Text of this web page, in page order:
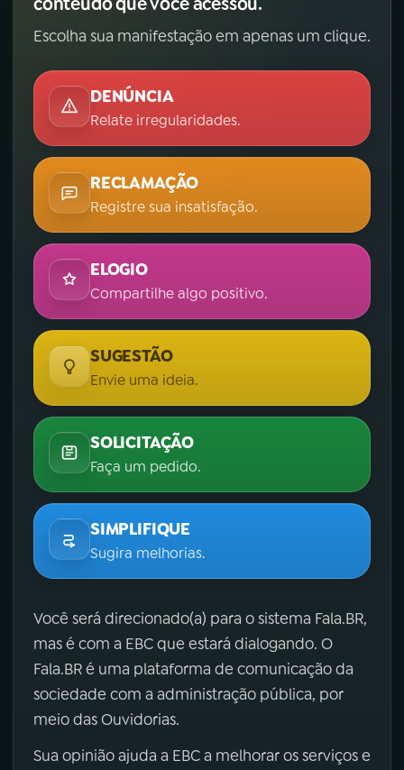
08 FESTIVAL DE MÚSICA
ACOMPANHE A RÁDIO NACIONAL
Instagram
Escolha sua manifestação em apenas um clique.
DENÚNCIA
Relate irregularidades.
RECLAMAÇÃO
Registre sua insatisfação.
ELOGIO
Compartilhe algo positivo.
SUGESTÃO
Envie uma ideia.
SOLICITAÇÃO
Faça um pedido.
SIMPLIFIQUE
Sugira melhorias.
Você será direcionado(a) para o sistema Fala.BR,
mas é com a EBC que estará dialogando. O
Fala.BR é uma plataforma de comunicação da
sociedade com a administração pública, por
meio das Ouvidorias.
Sua opinião ajuda a EBC a melhorar os serviços e